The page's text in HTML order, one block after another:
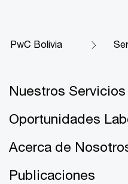
PwC Bolivia
Nuestros Servicios
Oportunidades
Acerca de
Publicaciones